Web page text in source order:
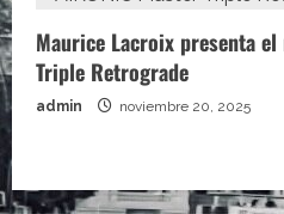
Maurice Lacroix presenta el
Triple Retrograde
admin noviembre 20, 2025